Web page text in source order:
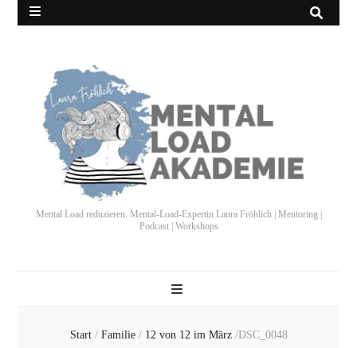
Mental Load reduzieren. Mental-Load-Expertin Laura Fröhlich | Mentoring |
Podcast | Workshops
Start / Familie / 12 von 12 im März /DSC_0048